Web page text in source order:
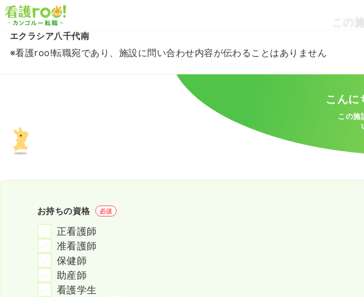
この
エクラシア八千代南
※看護roo!転職宛であり、施設に問い合わせ内容が伝わることはありません
こんに
この施
お持ちの資格 必須
正看護師
准看護師
保健師
助産師
看護学生